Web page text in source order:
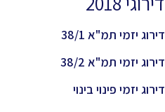
דירוג יזמי תמ"א 38/1
דירוג יזמי תמ"א 38/2
דירוג יזמי פינוי בינוי